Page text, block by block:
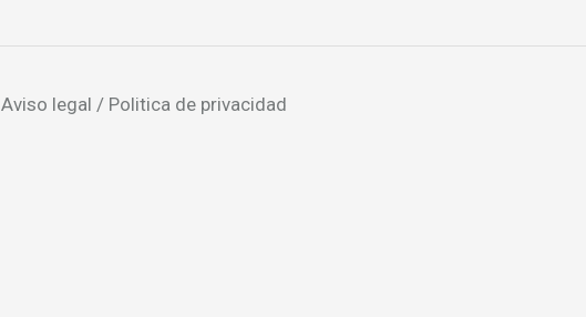
Aviso legal / Politica de privacidad